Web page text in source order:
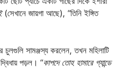
(সেখানে জায়গা আছে), “তিনি ইঙ্গিত
চুলগুলি সামঞ্জস্য করলেন, তখন মহিলাটি
পড়ল। “কাপদে তোহ হামারে গ্যান্ডে